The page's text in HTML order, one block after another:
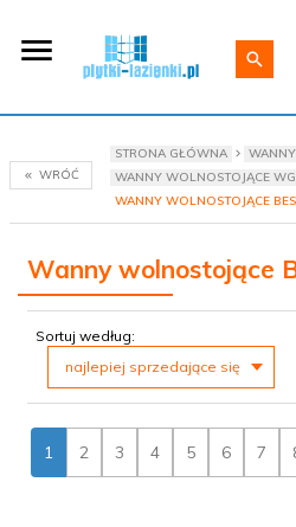
WRÓĆ
STRONA GŁÓWNA WANNY
WANNY WOLNOSTOJĄCE
WANNY WOLNOSTOJĄCE
Wanny wolnostojące
Sortuj według:
najlepiej sprzedające się
1 2 3 4 5 6 7